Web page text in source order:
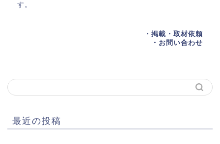
す。
・掲載・取材依頼
・お問い合わせ
最近の投稿